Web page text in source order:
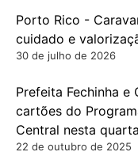
Porto Rico -
cuidado e
30 de julho de 2026
Prefeita Fechinha e
cartões do
Central nesta
22 de outubro de 2025